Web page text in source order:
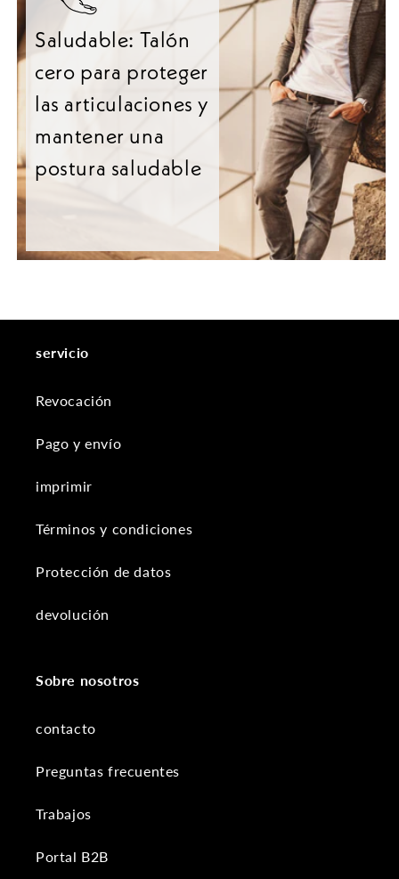
Saludable: Talón
cero para proteger
las articulaciones y
mantener una
postura saludable
servicio
Revocación
Pago y envío
imprimir
Términos y condiciones
Protección de datos
devolución
Sobre nosotros
contacto
Preguntas frecuentes
Trabajos
Portal B2B